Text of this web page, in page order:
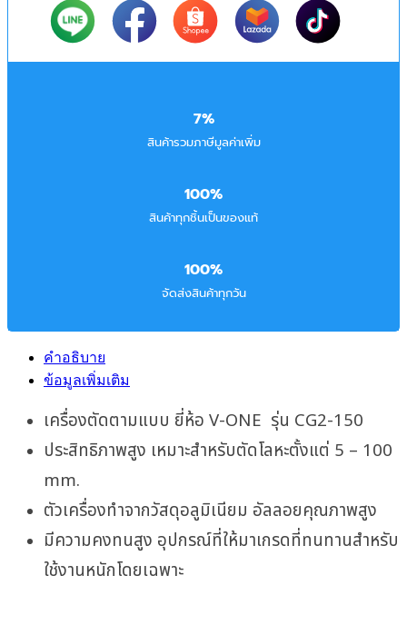
7%
สินค้ารวมภาษีมูลค่าเพิ่ม
100%
สินค้าทุกชิ้นเป็นของแท้
100%
จัดส่งสินค้าทุกวัน
คำอธิบาย
ข้อมูลเพิ่มเติม
เครื่องตัดตามแบบ ยี่ห้อ V-ONE รุ่น CG2-150
ประสิทธิภาพสูง เหมาะสำหรับตัดโลหะตั้งแต่ 5 – 100
mm.
ตัวเครื่องทำจากวัสดุอลูมิเนียม อัลลอยคุณภาพสูง
มีความคงทนสูง อุปกรณ์ที่ให้มาเกรดที่ทนทานสำหรับ
ใช้งานหนักโดยเฉพาะ